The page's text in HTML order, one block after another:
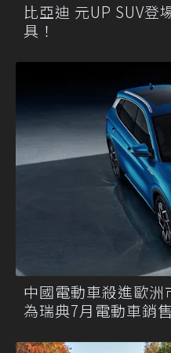
比亞迪 元UP SUV登
具！
中國電動車殺進歐
為瑞典7月電動車銷